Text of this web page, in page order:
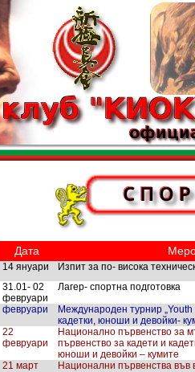
Дата
14 януари
Изпит за по- висока
31.01- 02
февруари
Лагер- спортна подготовка
февруари
Международен турнир
кадетки, юноши и девойки-
22
февруари
Национално първенство за
първенство за кадети и
юноши и девойки – кумите
21 март
Национални първенства във